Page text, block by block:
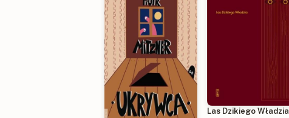
Las Dzikiego Władzia